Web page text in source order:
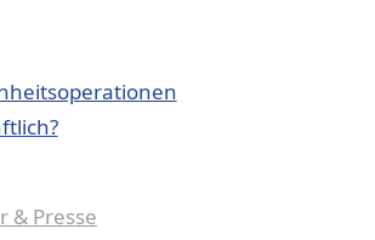
& Presse